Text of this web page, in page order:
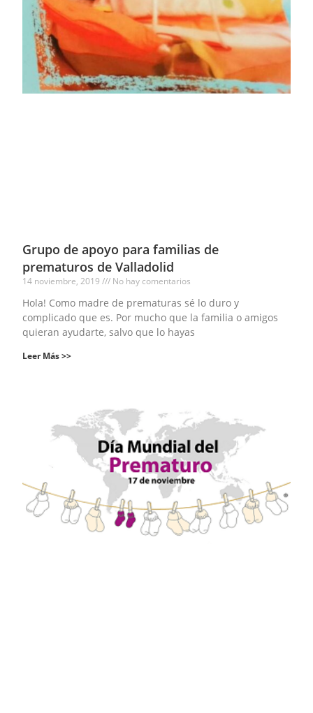
Grupo de apoyo para familias de
prematuros de Valladolid
14 noviembre, 2019 No hay comentarios
Hola! Como madre de prematuras sé lo duro y
complicado que es. Por mucho que la familia o amigos
quieran ayudarte, salvo que lo hayas
Leer Más >>